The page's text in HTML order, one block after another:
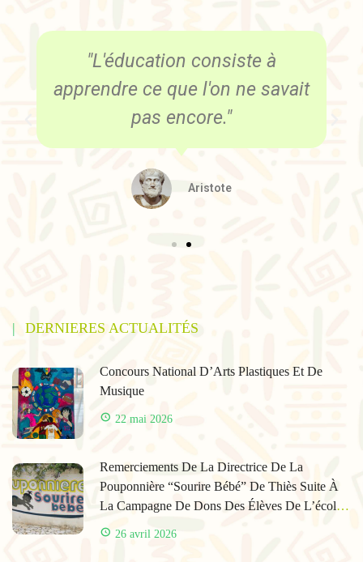
"L'éducation consiste à
apprendre ce que l'on ne savait
pas encore."
Aristote
DERNIERES ACTUALITÉS
Concours National D’Arts Plastiques Et De
Musique
22 mai 2026
Remerciements De La Directrice De La
Pouponnière “Sourire Bébé” De Thiès Suite À
La Campagne De Dons Des Élèves De L’école
René Guillet
26 avril 2026